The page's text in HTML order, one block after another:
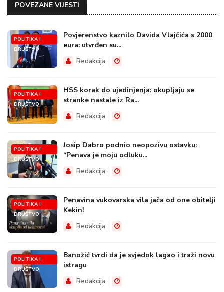
POVEZANE VIJESTI
POLITIKA I
DRUŠTVO
Povjerenstvo kaznilo Davida Vlajčića s 2000
eura: utvrđen su...
Redakcija
POLITIKA I
DRUŠTVO
HSS korak do ujedinjenja: okupljaju se
stranke nastale iz Ra...
Redakcija
POLITIKA I
DRUŠTVO
Josip Dabro podnio neopozivu ostavku:
“Penava je moju odluku...
Redakcija
POLITIKA I
DRUŠTVO
Penavina vukovarska vila jača od one obitelji
Kekin!
Redakcija
POLITIKA I
DRUŠTVO
Banožić tvrdi da je svjedok lagao i traži novu
istragu
Redakcija